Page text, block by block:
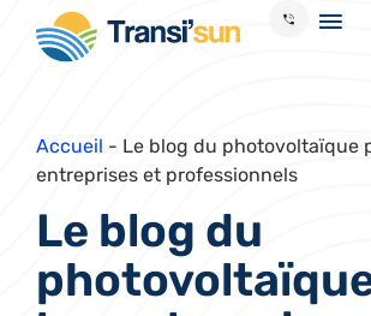
Accueil - Le blog du photovoltaïque
entreprises et professionnels
Le blog du